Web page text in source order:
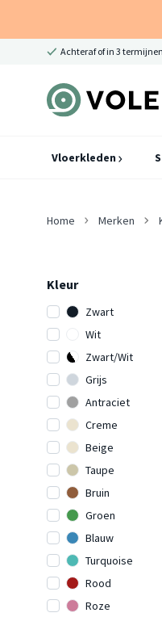
Achteraf of in 3
Vloerkleden
Home Merken
Kleur
Zwart
Wit
Zwart/Wit
Grijs
Antraciet
Creme
Beige
Taupe
Bruin
Groen
Blauw
Turquoise
Rood
Roze